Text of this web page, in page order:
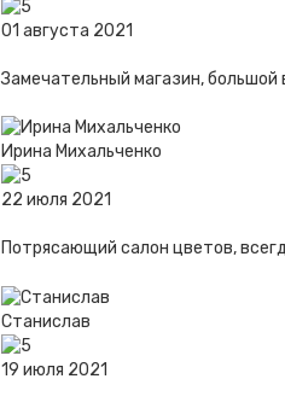
01 августа 2021
Замечательный магазин,
Ирина Михальченко
22 июля 2021
Потрясающий салон цветов,
Станислав
19 июля 2021